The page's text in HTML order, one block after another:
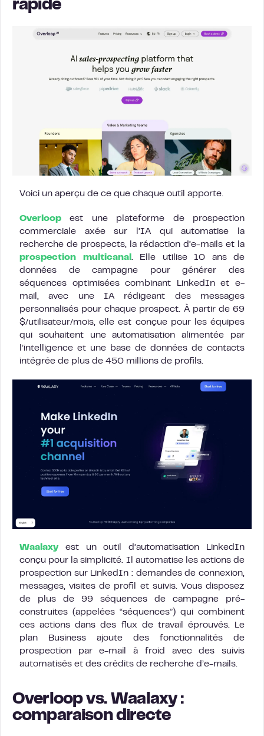
rapide
Voici un aperçu de ce que chaque outil apporte.
Overloop est une plateforme de prospection
commerciale axée sur l’IA qui automatise la
recherche de prospects, la rédaction d’e-mails et la
prospection multicanal . Elle utilise 10 ans de
données de campagne pour générer des
séquences optimisées combinant LinkedIn et e-
mail, avec une IA rédigeant des messages
personnalisés pour chaque prospect. À partir de 69
$/utilisateur/mois, elle est conçue pour les équipes
qui souhaitent une automatisation alimentée par
l’intelligence et une base de données de contacts
intégrée de plus de 450 millions de profils.
Waalaxyest un outil d’automatisation LinkedIn
conçu pour la simplicité. Il automatise les actions de
prospection sur LinkedIn : demandes de connexion,
messages, visites de profil et suivis. Vous disposez
de plus de 99 séquences de campagne pré-
construites (appelées “séquences”) qui combinent
ces actions dans des flux de travail éprouvés. Le
plan Business ajoute des fonctionnalités de
prospection par e-mail à froid avec des suivis
automatisés et des crédits de recherche d’e-mails.
Overloop vs. Waalaxy :
comparaison directe